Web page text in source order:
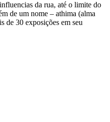
da rua, até o limite do
de um nome – athima (alma
de 30 exposições em seu